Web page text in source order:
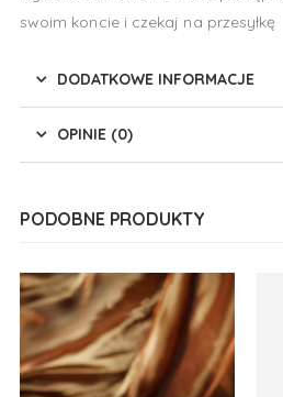
swoim koncie i czekaj na przesyłkę
DODATKOWE INFORMACJE
OPINIE (0)
PODOBNE PRODUKTY